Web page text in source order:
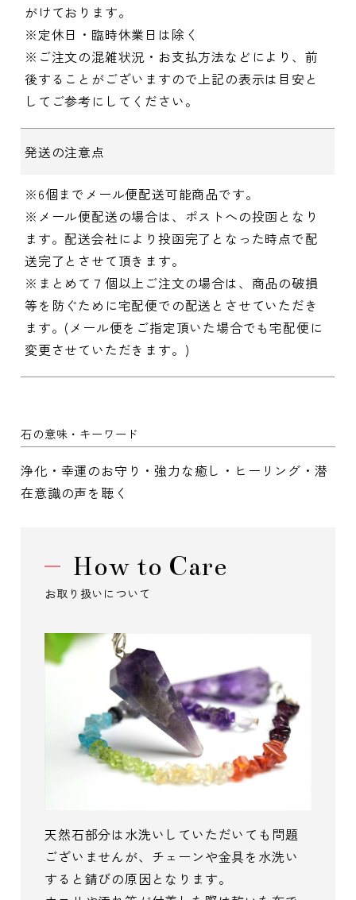
がけております。
※定休日・臨時休業日は除く
※ご注文の混雑状況・お支払方法などにより、前
後することがございますので上記の表示は目安と
してご参考にしてください。
発送の注意点
※6個までメール便配送可能商品です。
※メール便配送の場合は、ポストへの投函となり
ます。配送会社により投函完了となった時点で配
送完了とさせて頂きます。
※まとめて７個以上ご注文の場合は、商品の破損
等を防ぐために宅配便での配送とさせていただき
ます。(メール便をご指定頂いた場合でも宅配便に
変更させていただきます。)
石の意味・キーワード
浄化・幸運のお守り・強力な癒し・ヒーリング・潜
在意識の声を聴く
How to Care
お取り扱いについて
天然石部分は水洗いしていただいても問題
ございませんが、チェーンや金具を水洗い
すると錆びの原因となります。